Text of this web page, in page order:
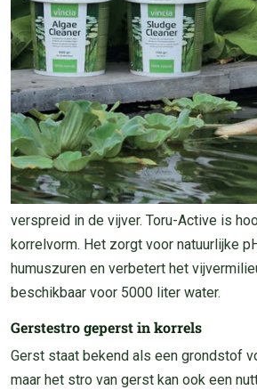
verspreid in de vijver. Toru-Active is
korrelvorm. Het zorgt voor natuurlijke
humuszuren en verbetert het
beschikbaar voor 5000 liter water.
Gerstestro geperst in korrels
Gerst staat bekend als een grondstof
maar het stro van gerst kan ook een